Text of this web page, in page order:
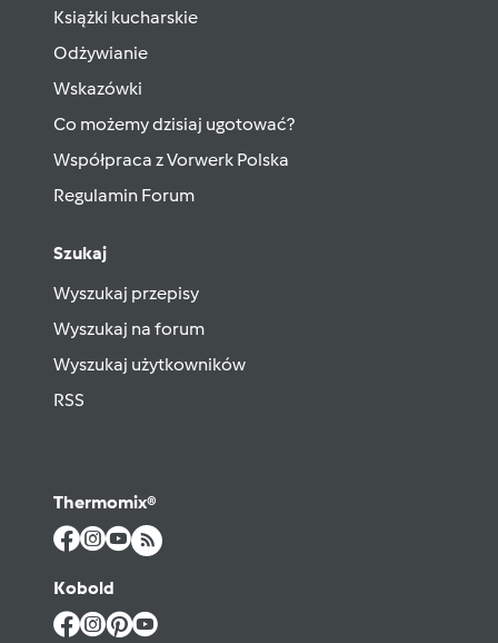
Książki kucharskie
Odżywianie
Wskazówki
Co możemy dzisiaj ugotować?
Współpraca z Vorwerk Polska
Regulamin Forum
Szukaj
Wyszukaj przepisy
Wyszukaj na forum
Wyszukaj użytkowników
RSS
Thermomix®
Kobold